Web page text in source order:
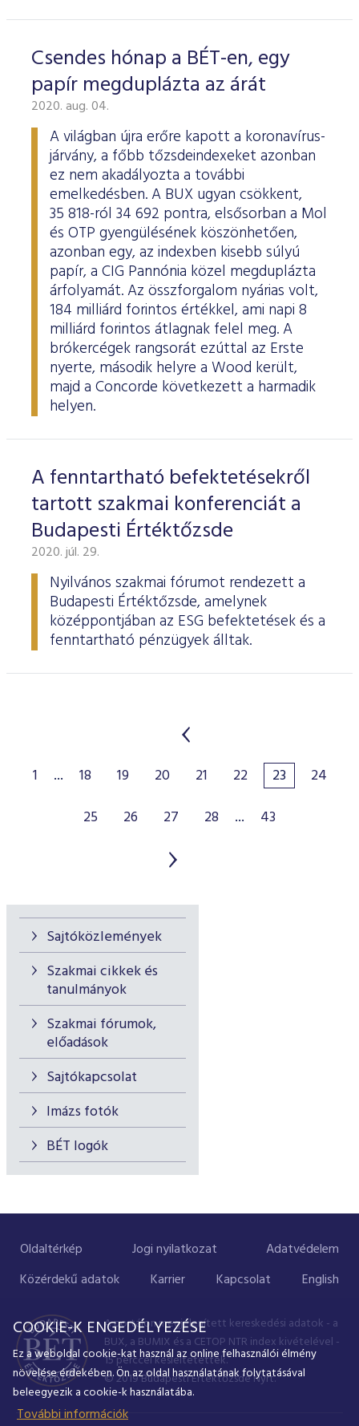
Sajtóközlemények
Szakmai cikkek és
tanulmányok
Szakmai fórumok,
előadások
Sajtókapcsolat
Imázs fotók
BÉT logók
Csendes hónap a BÉT-en, egy
papír megduplázta az árát
2020. aug. 04.
A világban újra erőre kapott a koronavírus-
járvány, a főbb tőzsdeindexeket azonban
ez nem akadályozta a további
emelkedésben. A BUX ugyan csökkent,
35 818-ról 34 692 pontra, elsősorban a Mol
és OTP gyengülésének köszönhetően,
azonban egy, az indexben kisebb súlyú
papír, a CIG Pannónia közel megduplázta
árfolyamát. Az összforgalom nyárias volt,
184 milliárd forintos értékkel, ami napi 8
milliárd forintos átlagnak felel meg. A
brókercégek rangsorát ezúttal az Erste
nyerte, második helyre a Wood került,
majd a Concorde következett a harmadik
helyen.
A fenntartható befektetésekről
tartott szakmai konferenciát a
Budapesti Értéktőzsde
2020. júl. 29.
Nyilvános szakmai fórumot rendezett a
Budapesti Értéktőzsde, amelynek
középpontjában az ESG befektetések és a
fenntartható pénzügyek álltak.
1 ... 18 19 20 21 22 23
24
25
26 27 28 ... 43
Oldaltérkép Jogi nyilatkozat
Adatvédelem
Közérdekű adatok
Karrier Kapcsolat English
A portálon megjelenített kereskedési adatok - a
BUX, a BUMIX és a CETOP NTR index kivételével -
15 perccel késleltetettek.
© 2019 Budapesti Értéktőzsde Nyrt.
COOKIE-K ENGEDÉLYEZÉSE
Ez a weboldal cookie-kat használ az online felhasználói élmény
növelése érdekében. Ön az oldal használatának folytatásával
beleegyezik a cookie-k használatába.
További információk